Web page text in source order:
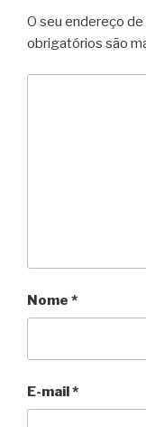
O seu endereço
obrigatórios são
Nome *
E-mail*